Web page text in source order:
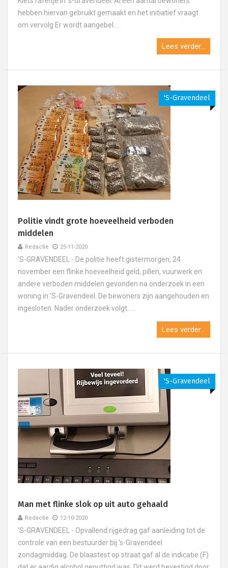
hebben hiervan gebruikt gemaakt en het initiatief vraagt
om vervolg.Er wordt aangebel....
Lees verder...
's-Gravendeel
Politie vindt grote hoeveelheid verboden
middelen
Redactie 25-11-2020
'S-GRAVENDEEL - De politie heeft gistermorgen, 24
november een flinke hoeveelheid geld, pillen, vuurwerk en
andere verboden middelen gevonden na onderzoek in een
woning in 'S-Gravendeel. De bewoners zijn aangehouden en
ingesloten. Nader onderzoek volgt.....
Lees verder...
's-Gravendeel
Man met flinke slok op uit auto gehaald
Redactie 12-10-2020
'S-GRAVENDEEL - Opvallend rijgedrag gaf aanleiding tot de
controle van een bestuurder bij 's-Gravendeel
zondagmiddag. De blaastest op straat gaf al de indicatie (F)